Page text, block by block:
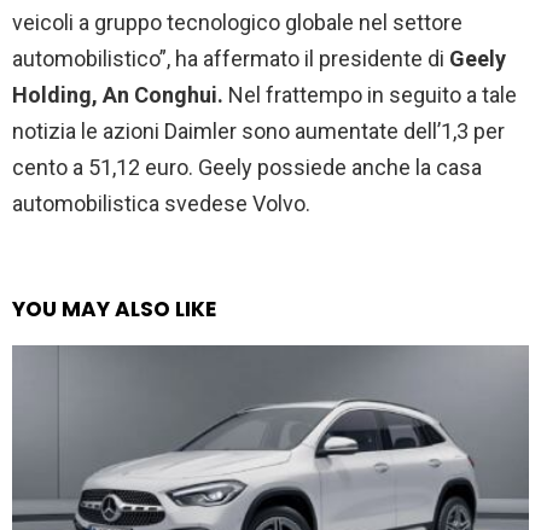
veicoli a gruppo tecnologico globale nel settore
automobilistico”, ha affermato il presidente di Geely
Holding, An Conghui. Nel frattempo in seguito a tale
notizia le azioni Daimler sono aumentate dell’1,3 per
cento a 51,12 euro. Geely possiede anche la casa
automobilistica svedese Volvo.
YOU MAY ALSO LIKE